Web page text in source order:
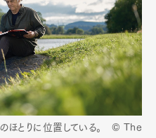
ほとりに位置している。 © The